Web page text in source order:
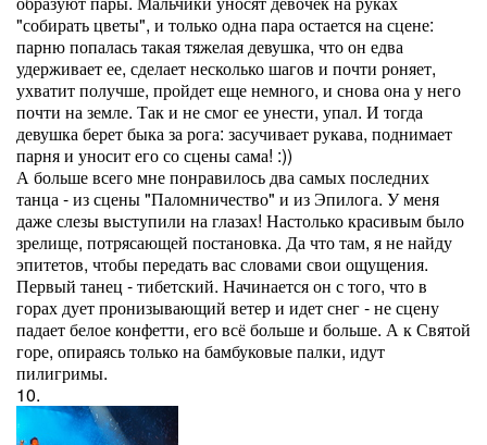
"собирать цветы", и только одна пара остается на сцене:
парню попалась такая тяжелая девушка, что он едва
удерживает ее, сделает несколько шагов и почти роняет,
ухватит получше, пройдет еще немного, и снова она у него
почти на земле. Так и не смог ее унести, упал. И тогда
девушка берет быка за рога: засучивает рукава, поднимает
парня и уносит его со сцены сама! :))
А больше всего мне понравилось два самых последних
танца - из сцены "Паломничество" и из Эпилога. У меня
даже слезы выступили на глазах! Настолько красивым было
зрелище, потрясающей постановка. Да что там, я не найду
эпитетов, чтобы передать вас словами свои ощущения.
Первый танец - тибетский. Начинается он с того, что в
горах дует пронизывающий ветер и идет снег - не сцену
падает белое конфетти, его всё больше и больше. А к Святой
горе, опираясь только на бамбуковые палки, идут
пилигримы.
10.